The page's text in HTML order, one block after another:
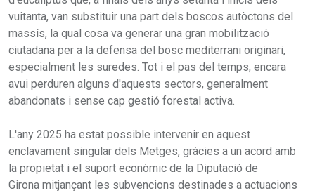
vuitanta, van substituir una part dels boscos autòctons del
massís, la qual cosa va generar una gran mobilització
ciutadana per a la defensa del bosc mediterrani originari,
especialment les suredes. Tot i el pas del temps, encara
avui perduren alguns d'aquests sectors, generalment
abandonats i sense cap gestió forestal activa.
L'any 2025 ha estat possible intervenir en aquest
enclavament singular dels Metges, gràcies a un acord amb
la propietat i el suport econòmic de la Diputació de
Girona mitjançant les subvencions destinades a actuacions